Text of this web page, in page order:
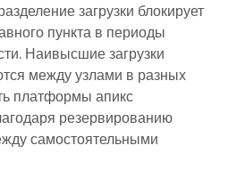
загрузки блокирует
пункта в периоды
Наивысшие загрузки
между узлами в разных
платформы апикс
резервированию
самостоятельными